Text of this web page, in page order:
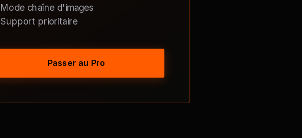
Mode chaîne d'images
Support prioritaire
Passer au Pro